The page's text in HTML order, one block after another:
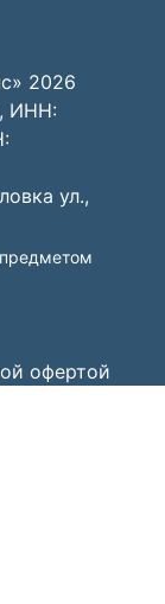
2026
ИНН:
ул.,
предметом
офертой